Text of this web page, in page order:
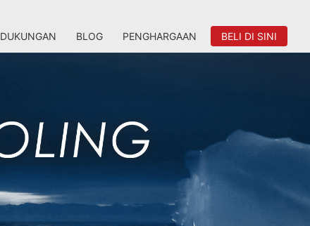
DUKUNGAN BLOG PENGHARGAAN BELI DI SINI